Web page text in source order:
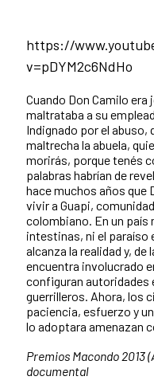
https://
v=pDYM2c6NdHo
Cuando Don Camilo
maltrataba a su
Indignado por el
maltrecha la abuela,
morirás, porque tenés
palabras habrían de
hace muchos años que
vivir a Guapi,
colombiano. En un país
intestinas, ni el paraíso
alcanza la realidad y, de
encuentra involucrado
configuran
guerrilleros. Ahora, los
paciencia, esfuerzo y
lo adoptara amenazan
Premios Macondo 2013
documental